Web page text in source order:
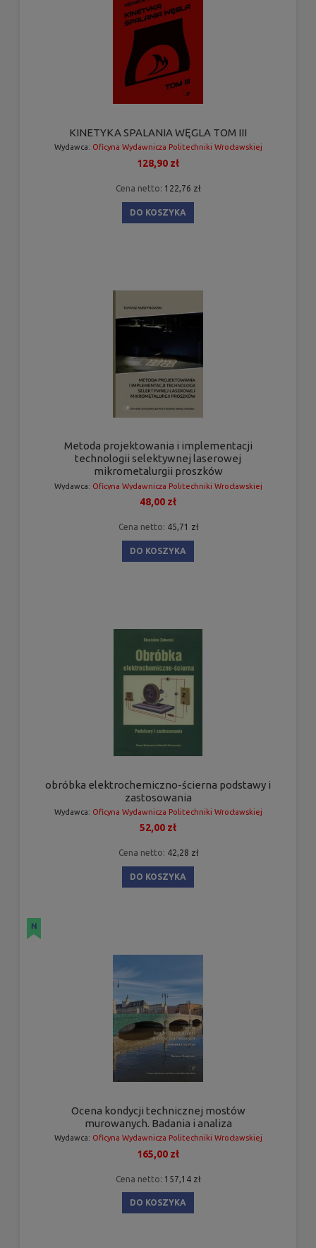
KINETYKA SPALANIA WĘGLA TOM III
Wydawca: Oficyna Wydawnicza Politechniki Wrocławskiej
128,90 zł
Cena netto: 122,76 zł
DO KOSZYKA
Metoda projektowania i implementacji
technologii selektywnej laserowej
mikrometalurgii proszków
Wydawca: Oficyna Wydawnicza Politechniki Wrocławskiej
48,00 zł
Cena netto: 45,71 zł
DO KOSZYKA
obróbka elektrochemiczno-ścierna podstawy i
zastosowania
Wydawca: Oficyna Wydawnicza Politechniki Wrocławskiej
52,00 zł
Cena netto: 42,28 zł
DO KOSZYKA
Ocena kondycji technicznej mostów
murowanych. Badania i analiza
Wydawca: Oficyna Wydawnicza Politechniki Wrocławskiej
165,00 zł
Cena netto: 157,14 zł
DO KOSZYKA